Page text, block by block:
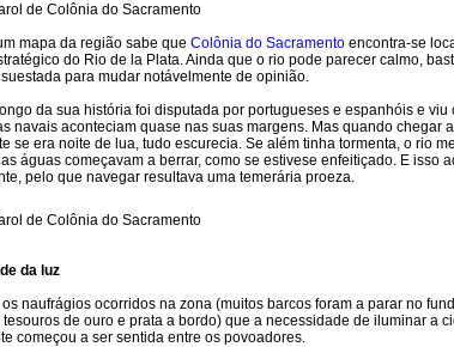
mapa da região sabe que Colônia do Sacramento encontra-se
do Rio de la Plata. Ainda que o rio pode parecer calmo,
para mudar notávelmente de opinião.
da sua história foi disputada por portugueses e espanhóis e viu
navais aconteciam quase nas suas margens. Mas quando chegar
se era noite de lua, tudo escurecia. Se além tinha tormenta, o rio
águas começavam a berrar, como se estivese enfeitiçado. E isso
pelo que navegar resultava uma temerária proeza.
da luz
os naufrágios ocorridos na zona (muitos barcos foram a parar no
de ouro e prata a bordo) que a necessidade de iluminar a
começou a ser sentida entre os povoadores.